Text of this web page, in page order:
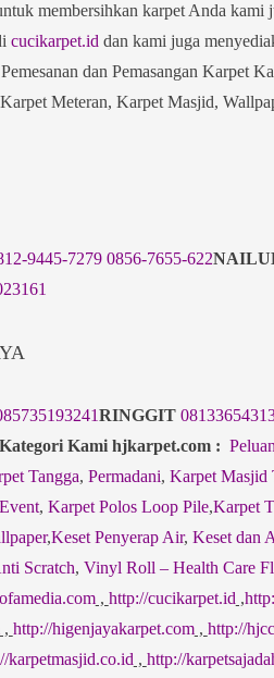
membersihkan karpet Anda kami
cucikarpet.id dan kami juga
dan Pemasangan Karpet
Meteran, Karpet Masjid,
9445-7279 0856-7655-622
RINGGIT
Kami hjkarpet.com :
Tangga, Permadani, Karpet Masjid
, Karpet Polos Loop Pile,Karpet
,Keset Penyerap Air, Keset dan
Scratch, Vinyl Roll – Health Care
, http://cucikarpet.id ,
, http://higenjayakarpet.com, http://
karpetmasjid.co.id , http://